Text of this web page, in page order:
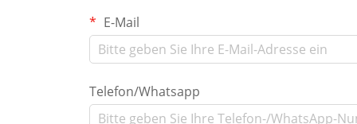
E-Mail
Telefon/Whatsapp